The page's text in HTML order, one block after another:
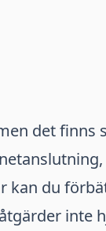
det finns
kan du
inte